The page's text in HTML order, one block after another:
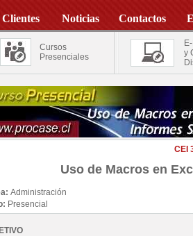
Clientes Noticias Contactos
Cursos
Presenciales
y
CEI
Uso de Macros en
Administración
Presencial